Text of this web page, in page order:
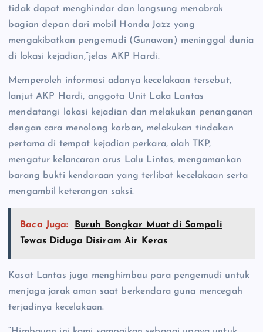
tidak dapat menghindar dan langsung menabrak
bagian depan dari mobil Honda Jazz yang
mengakibatkan pengemudi (Gunawan) meninggal dunia
di lokasi kejadian,”jelas AKP Hardi.
Memperoleh informasi adanya kecelakaan tersebut,
lanjut AKP Hardi, anggota Unit Laka Lantas
mendatangi lokasi kejadian dan melakukan penanganan
dengan cara menolong korban, melakukan tindakan
pertama di tempat kejadian perkara, olah TKP,
mengatur kelancaran arus Lalu Lintas, mengamankan
barang bukti kendaraan yang terlibat kecelakaan serta
mengambil keterangan saksi.
Baca Juga:
Buruh Bongkar Muat di Sampali
Tewas Diduga Disiram Air Keras
Kasat Lantas juga menghimbau para pengemudi untuk
menjaga jarak aman saat berkendara guna mencegah
terjadinya kecelakaan.